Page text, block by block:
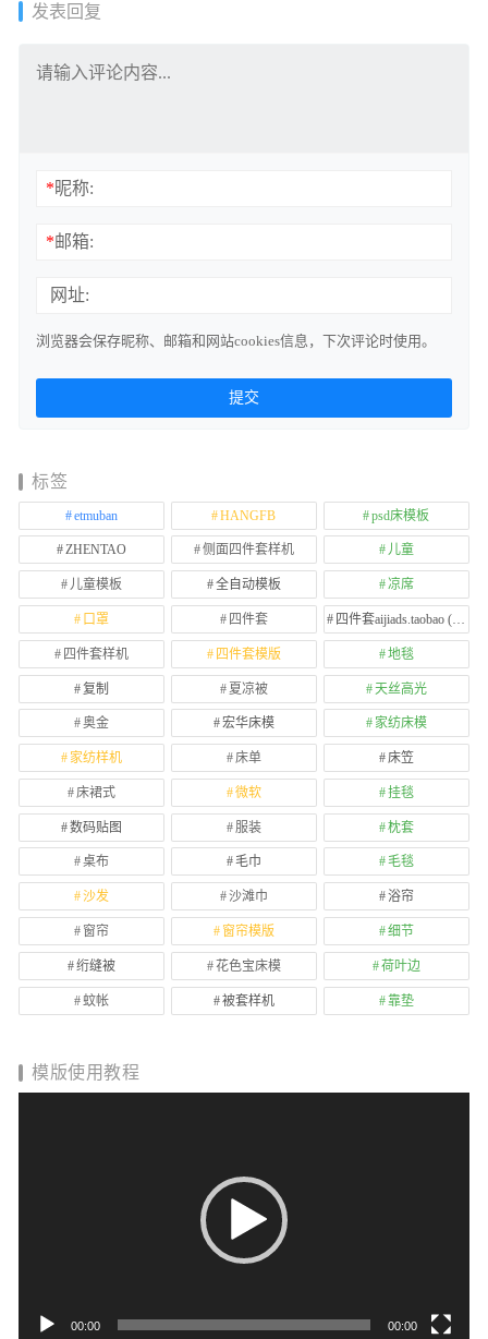
发表回复
*昵称:
*邮箱:
网址:
浏览器会保存昵称、邮箱和网站cookies信息，下次评论时使用。
标签
etmuban HANGFB psd床模板
ZHENTAO 侧面四件套样机 儿童
儿童模板 全自动模板 凉席
口罩 四件套 四件套aijiads.taobao (1639)
四件套样机 四件套模版 地毯
复制 夏凉被 天丝高光
奥金 宏华床模 家纺床模
家纺样机 床单 床笠
床裙式 微软 挂毯
数码贴图 服装 枕套
桌布 毛巾 毛毯
沙发 沙滩巾 浴帘
窗帘 窗帘模版 细节
绗缝被 花色宝床模 荷叶边
蚊帐 被套样机 靠垫
模版使用教程
00:00 00:00